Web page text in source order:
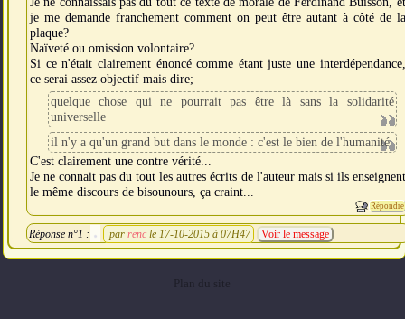
je me demande franchement comment on peut être autant à côté de la
plaque?
Naïveté ou omission volontaire?
Si ce n'était clairement énoncé comme étant juste une interdépendance,
ce serai assez objectif mais dire;
quelque chose qui ne pourrait pas être là sans la solidarité
universelle
il n'y a qu'un grand but dans le monde : c'est le bien de l'humanité
C'est clairement une contre vérité...
Je ne connait pas du tout les autres écrits de l'auteur mais si ils enseignent
le même discours de bisounours, ça craint...
Répondre
Réponse n°1 : par renc le 17-10-2015 à 07H47 Voir le message
Plan du site